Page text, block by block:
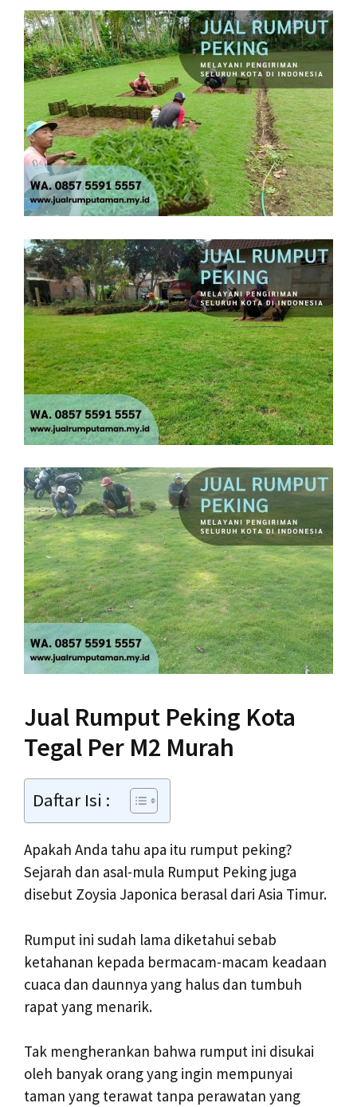
Jual Rumput Peking Kota
Tegal Per M2 Murah
Daftar Isi :
Apakah Anda tahu apa itu rumput peking?
Sejarah dan asal-mula Rumput Peking juga
disebut Zoysia Japonica berasal dari Asia Timur.
Rumput ini sudah lama diketahui sebab
ketahanan kepada bermacam-macam keadaan
cuaca dan daunnya yang halus dan tumbuh
rapat yang menarik.
Tak mengherankan bahwa rumput ini disukai
oleh banyak orang yang ingin mempunyai
taman yang terawat tanpa perawatan yang